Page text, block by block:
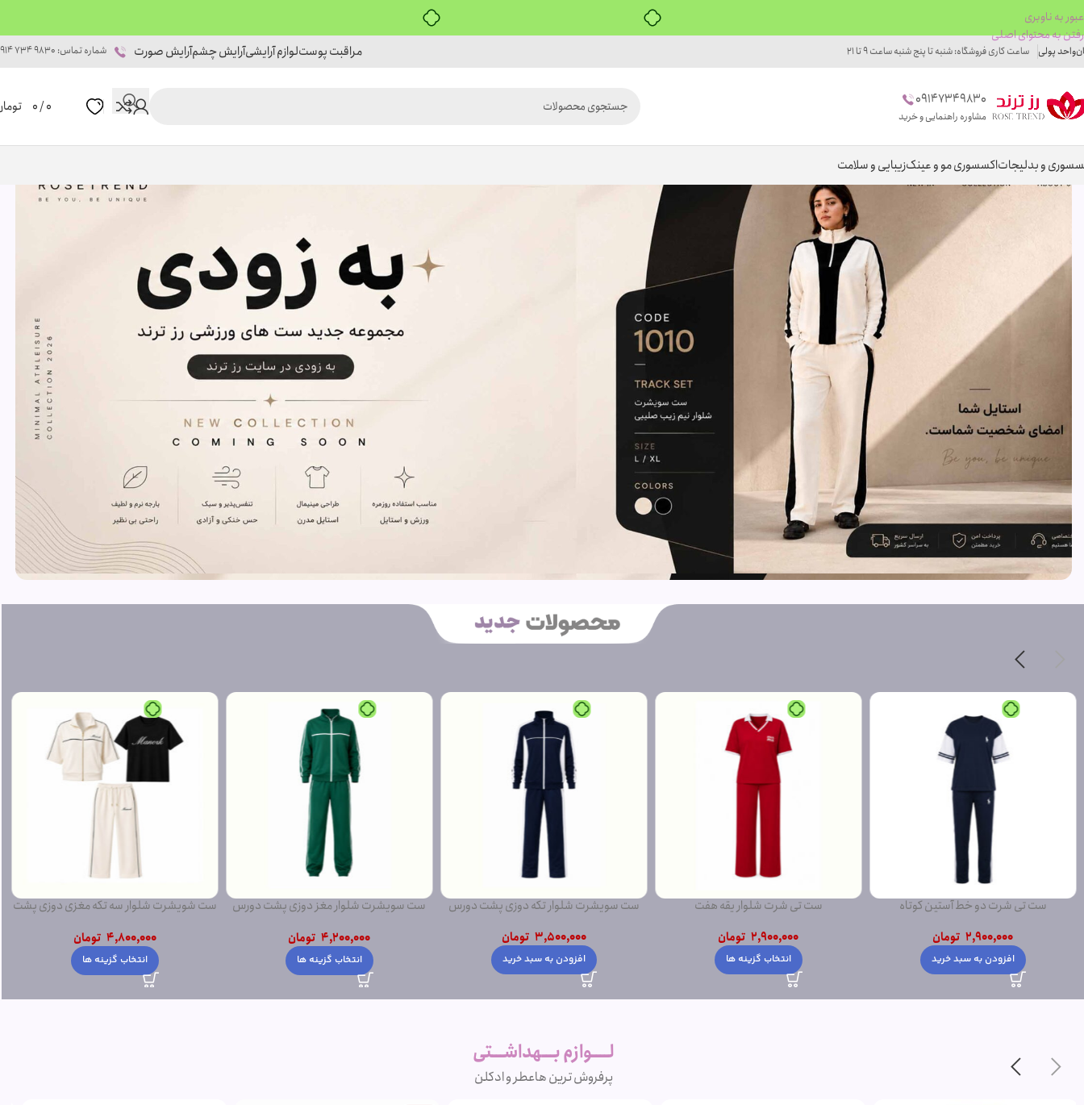
عبور به ناوبری
رفتن به محتوای اصلی
واحد پولی ساعت کاری فروشگاه: شنبه تا پنج شنبه ساعت 9 تا 21 مراقبت پوستلوازم آرایشیآرایش چشمآرایش صورت شماره تماس: 9830 734 0914
09147349830
مشاوره راهنمایی و خرید
0
/
0
و بدلیجاتاکسسوری مو و عینکزیبایی و سلامت
ست تی شرت دو خط آستین کوتاه
2,900,000 تومان
افزودن به سبد خرید
ست تی شرت شلوار یقه هفت
2,900,000 تومان
انتخاب گزینه ها
ست سویشرت شلوار تکه دوزی پشت دورس
3,500,000 تومان
افزودن به سبد خرید
ست سویشرت شلوار مغز دوزی پشت دورس
4,200,000 تومان
انتخاب گزینه ها
ست شویشرت شلوار سه تکه مغزی دوزی پشت
4,800,000 تومان
انتخاب گزینه ها
لــــوازم بـــهداشـــتی
پرفروش ترین هاعطر و ادکلن